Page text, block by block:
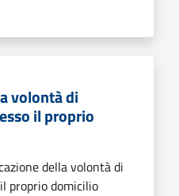
volontà di
il proprio
della volontà di
proprio domicilio